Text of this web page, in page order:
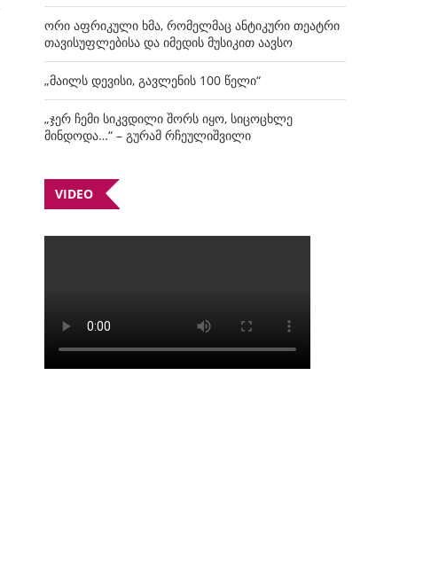
ორი აფრიკული ხმა, რომელმაც ანტიკური თეატრი
თავისუფლებისა და იმედის მუსიკით აავსო
„მაილს დევისი, გავლენის 100 წელი“
„ჯერ ჩემი სიკვდილი შორს იყო, სიცოცხლე
მინდოდა…“ – გურამ რჩეულიშვილი
VIDEO